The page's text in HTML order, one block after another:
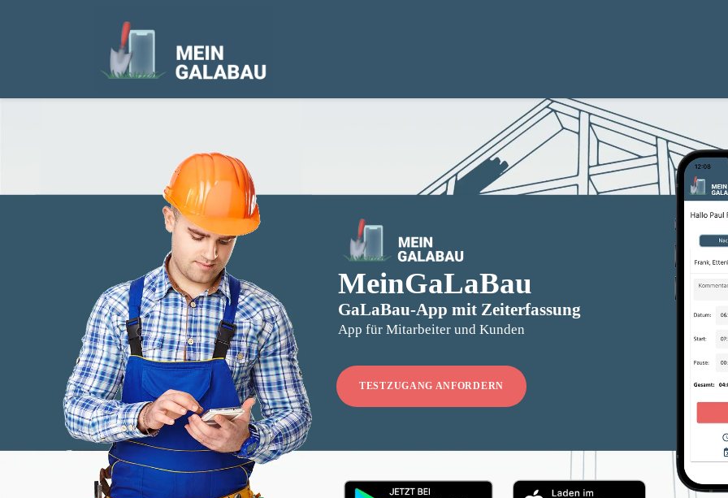
MeinGaLaBau
GaLaBau-App mit Zeiterfassung
App für Mitarbeiter und Kunden
TESTZUGANG ANFORDERN